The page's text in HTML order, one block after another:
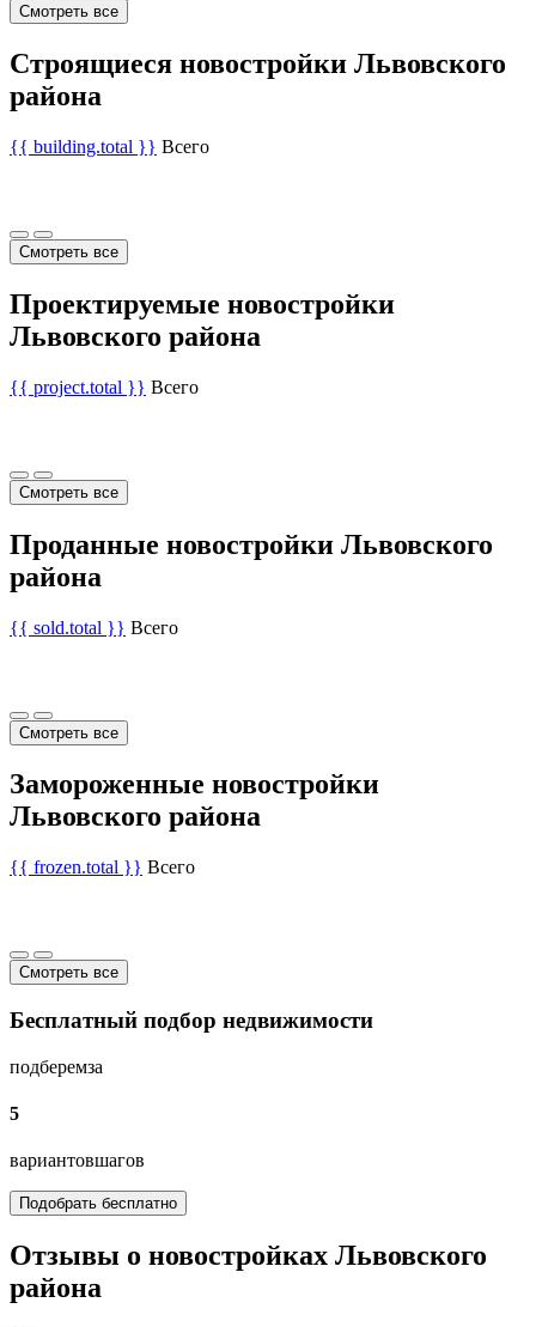
Смотреть все
Строящиеся новостройки Львовского
района
{{ building.total }} Всего
Смотреть все
Проектируемые новостройки
Львовского района
{{ project.total }} Всего
Смотреть все
Проданные новостройки Львовского
района
{{ sold.total }} Всего
Смотреть все
Замороженные новостройки
Львовского района
{{ frozen.total }} Всего
Смотреть все
Бесплатный подбор недвижимости
подберемза
5
вариантовшагов
Подобрать бесплатно
Отзывы о новостройках Львовского
района